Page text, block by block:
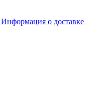
Информация о доставке